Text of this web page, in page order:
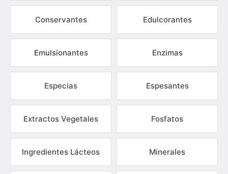
Conservantes Edulcorantes
Emulsionantes Enzimas
Especias Espesantes
Extractos Vegetales Fosfatos
Ingredientes Lácteos Minerales